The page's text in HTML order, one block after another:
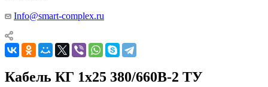
Info@smart-complex.ru
Кабель КГ 1х25 380/660В-2 ТУ